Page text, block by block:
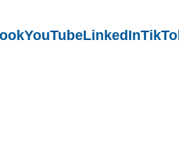
YouTubeLinkedIn